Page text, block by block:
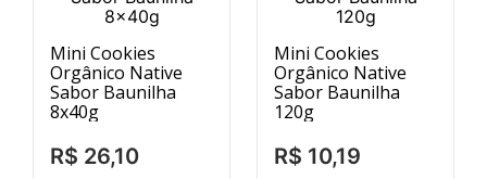
Mini Cookies
Orgânico Native
Sabor Baunilha
8x40g
R$ 26,10
Mini Cookies
Orgânico Native
Sabor Baunilha
120g
R$ 10,19